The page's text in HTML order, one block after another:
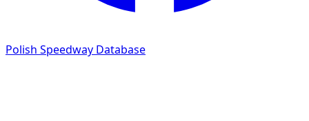
Polish Speedway Database